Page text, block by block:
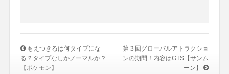
もえつきるは何タイプにな
る？タイプなしかノーマルか？
【ポケモン】
第３回グローバルアトラクショ
ンの期間！内容はGTS【サンム
ーン】